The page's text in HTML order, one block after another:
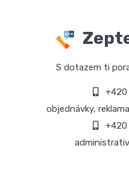
S dotazem ti
+420
objednávky,
+420